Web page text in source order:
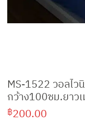
MS-1522 วอลไว
กว้าง100ซม.ยาว
฿200.00